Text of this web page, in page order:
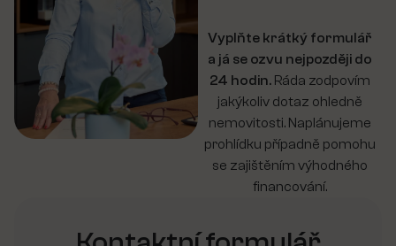
Vyplňte krátký formulář
a já se ozvu nejpozději do
24 hodin. Ráda zodpovím
jakýkoliv dotaz ohledně
nemovitosti. Naplánujeme
prohlídku případně pomohu
se zajištěním výhodného
financování.